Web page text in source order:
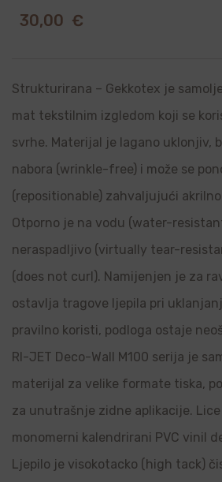
30,00 €
Strukturirana – Gekkotex je
mat tekstilnim izgledom koji se
svrhe. Materijal je lagano uklonjiv,
nabora (wrinkle-free) i može se
(repositionable) zahvaljujući
Otporno je na vodu (water-
neraspadljivo (virtually tear-
(does not curl). Namijenjen je za
ostavlja tragove ljepila pri
pravilno koristi, podloga ostaje
RI-JET Deco-Wall M100 serija je
materijal za velike formate tiska,
za unutrašnje zidne aplikacije.
monomerni kalendrirani PVC vinil
Ljepilo je visokotacko (high tack)